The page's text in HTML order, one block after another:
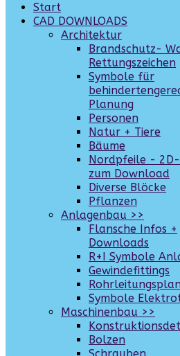
Start
CAD DOWNLOADS
Architektur
Brandschutz-
Rettungszeichen
Symbole für
Planung
Personen
Natur + Tiere
Bäume
Nordpfeile - 2D-
zum Download
Diverse Blöcke
Pflanzen
Anlagenbau >>
Flansche Infos +
Downloads
R+I Symbole
Gewindefittings
Symbole
Maschinenbau >>
Bolzen